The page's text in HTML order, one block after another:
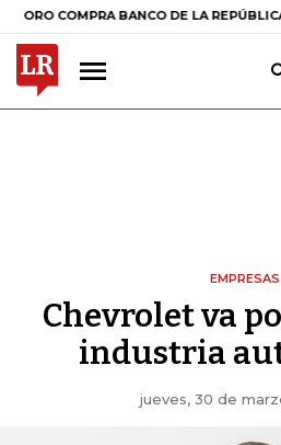
COMPRA BANCO DE LA REPÚBLICA $
EMPRESAS
Chevrolet va
industria
jueves, 30 de